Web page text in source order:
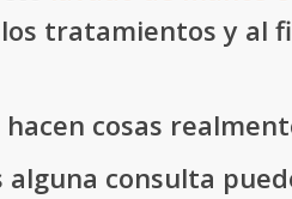
tratamientos y al
hacen cosas
consulta